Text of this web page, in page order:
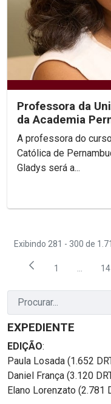
Professora da
da Academia
Trabalho
A professora do
Católica de
Gladys será a...
Exibindo 281 - 300 de
Página
1 14
EXPEDIENTE
EDIÇÃO:
Paula Losada (1.652
Daniel França (3.120
Elano Lorenzato (2.781